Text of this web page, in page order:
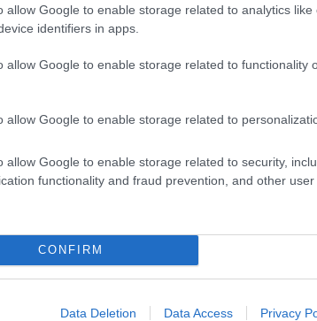
allow Google to enable storage related to analytics like
identifiers in apps.
allow Google to enable storage related to functionality
allow Google to enable storage related to
allow Google to enable storage related to security,
functionality and fraud prevention, and other user
CONFIRM
Data Deletion Data Access Privacy
nella sezioneLogindal menù del sito o